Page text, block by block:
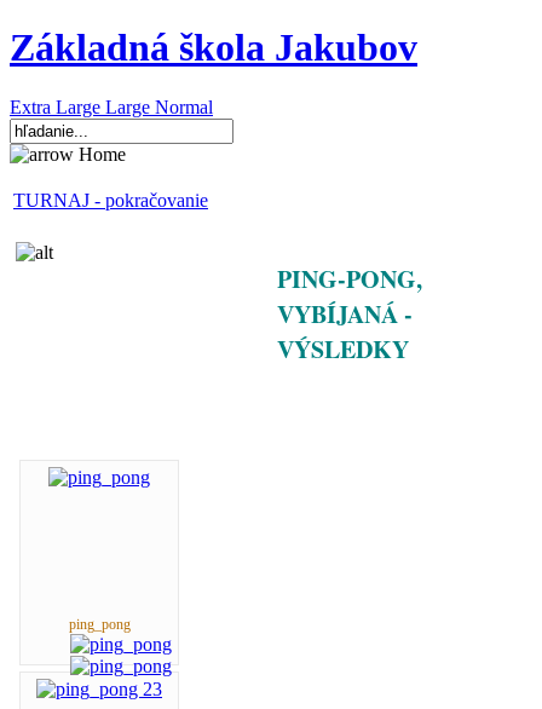
Základná škola Jakubov
Extra Large Large Normal
Home
TURNAJ - pokračovanie
PING-PONG,
VYBÍJANÁ -
VÝSLEDKY
ping_pong